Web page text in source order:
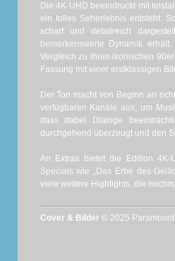
Die 4K-UHD beeindruckt mit
ein tolles Seherlebnis entsteht.
scharf und detailreich
bemerkenswerte Dynamik
Vergleich zu ihren ikonischen
Fassung mit einer erstklassigen
Der Ton macht von Beginn an
verfügbaren Kanäle aus, um
dass dabei Dialoge
durchgehend überzeugt und den
An Extras bietet die Edition 4K-
Specials wie „Das Erbe des
viele weitere Highlights, die
Cover & Bilder © 2025